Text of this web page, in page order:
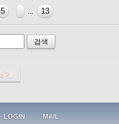
5 13
검색
LOGIN MAIL